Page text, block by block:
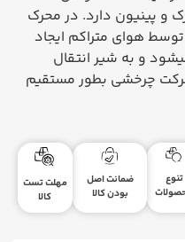
و پینیون دارد. در محرک
هوای متراکم ایجاد
و به شیر انتقال
چرخشی بطور مستقیم
تنوع
ضمانت اصل
بودن کالا
مهلت تست
کالا